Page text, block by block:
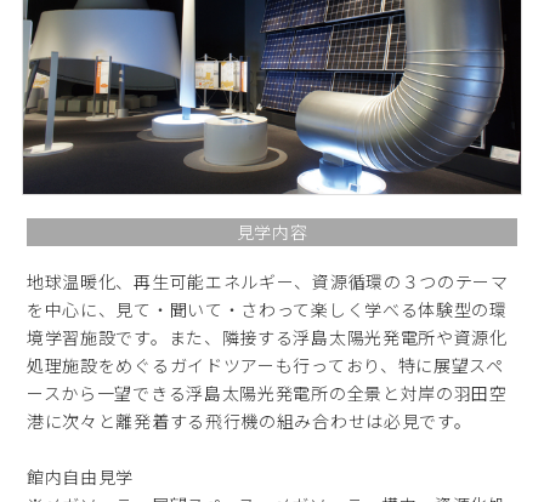
見学内容
地球温暖化、再生可能エネルギー、資源循環の３つのテーマ
を中心に、見て・聞いて・さわって楽しく学べる体験型の環
境学習施設です。また、隣接する浮島太陽光発電所や資源化
処理施設をめぐるガイドツアーも行っており、特に展望スペ
ースから一望できる浮島太陽光発電所の全景と対岸の羽田空
港に次々と離発着する飛行機の組み合わせは必見です。
館内自由見学